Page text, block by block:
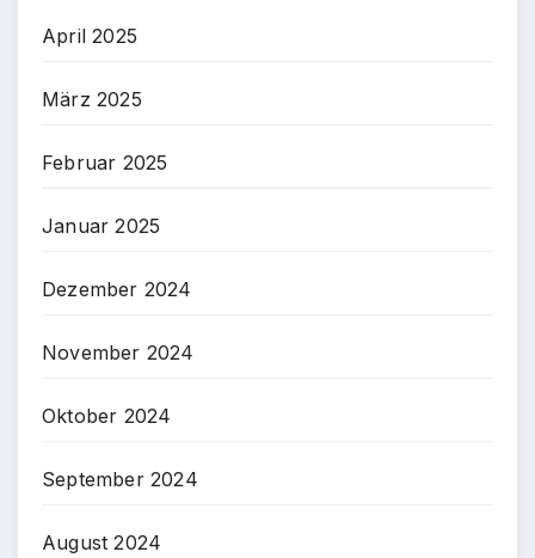
April 2025
März 2025
Februar 2025
Januar 2025
Dezember 2024
November 2024
Oktober 2024
September 2024
August 2024